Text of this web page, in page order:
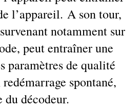
l’appareil. A son tour,
notamment sur
peut entraîner une
paramètres de qualité
spontané,
du décodeur.